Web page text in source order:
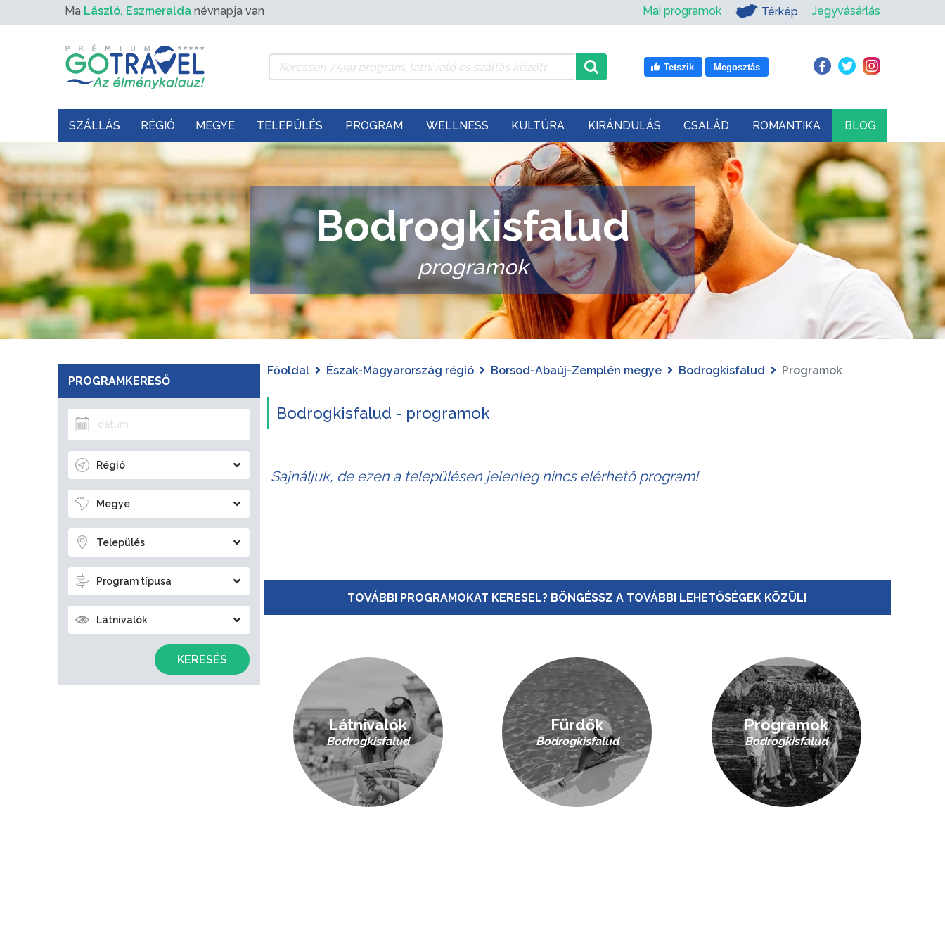
Ma László, Eszmeralda névnapja van Mai programok Térkép Jegyvásárlás
Tetszik Megosztás
SZÁLLÁS RÉGIÓ MEGYE TELEPÜLÉS PROGRAM WELLNESS KULTÚRA KIRÁNDULÁS CSALÁD ROMANTIKA BLOG
Bodrogkisfalud
programok
PROGRAMKERESŐ
Régió
Megye
Település
Program típusa
Látnivalók
KERESÉS
Főoldal Észak-Magyarország régió Borsod-Abaúj-Zemplén megye Bodrogkisfalud Programok
Bodrogkisfalud - programok
Sajnáljuk, de ezen a településen jelenleg nincs elérhető program!
TOVÁBBI PROGRAMOKAT KERESEL? BÖNGÉSSZ A TOVÁBBI LEHETŐSÉGEK KÖZÜL!
Látnivalók
Bodrogkisfalud
Fürdők
Bodrogkisfalud
Programok
Bodrogkisfalud